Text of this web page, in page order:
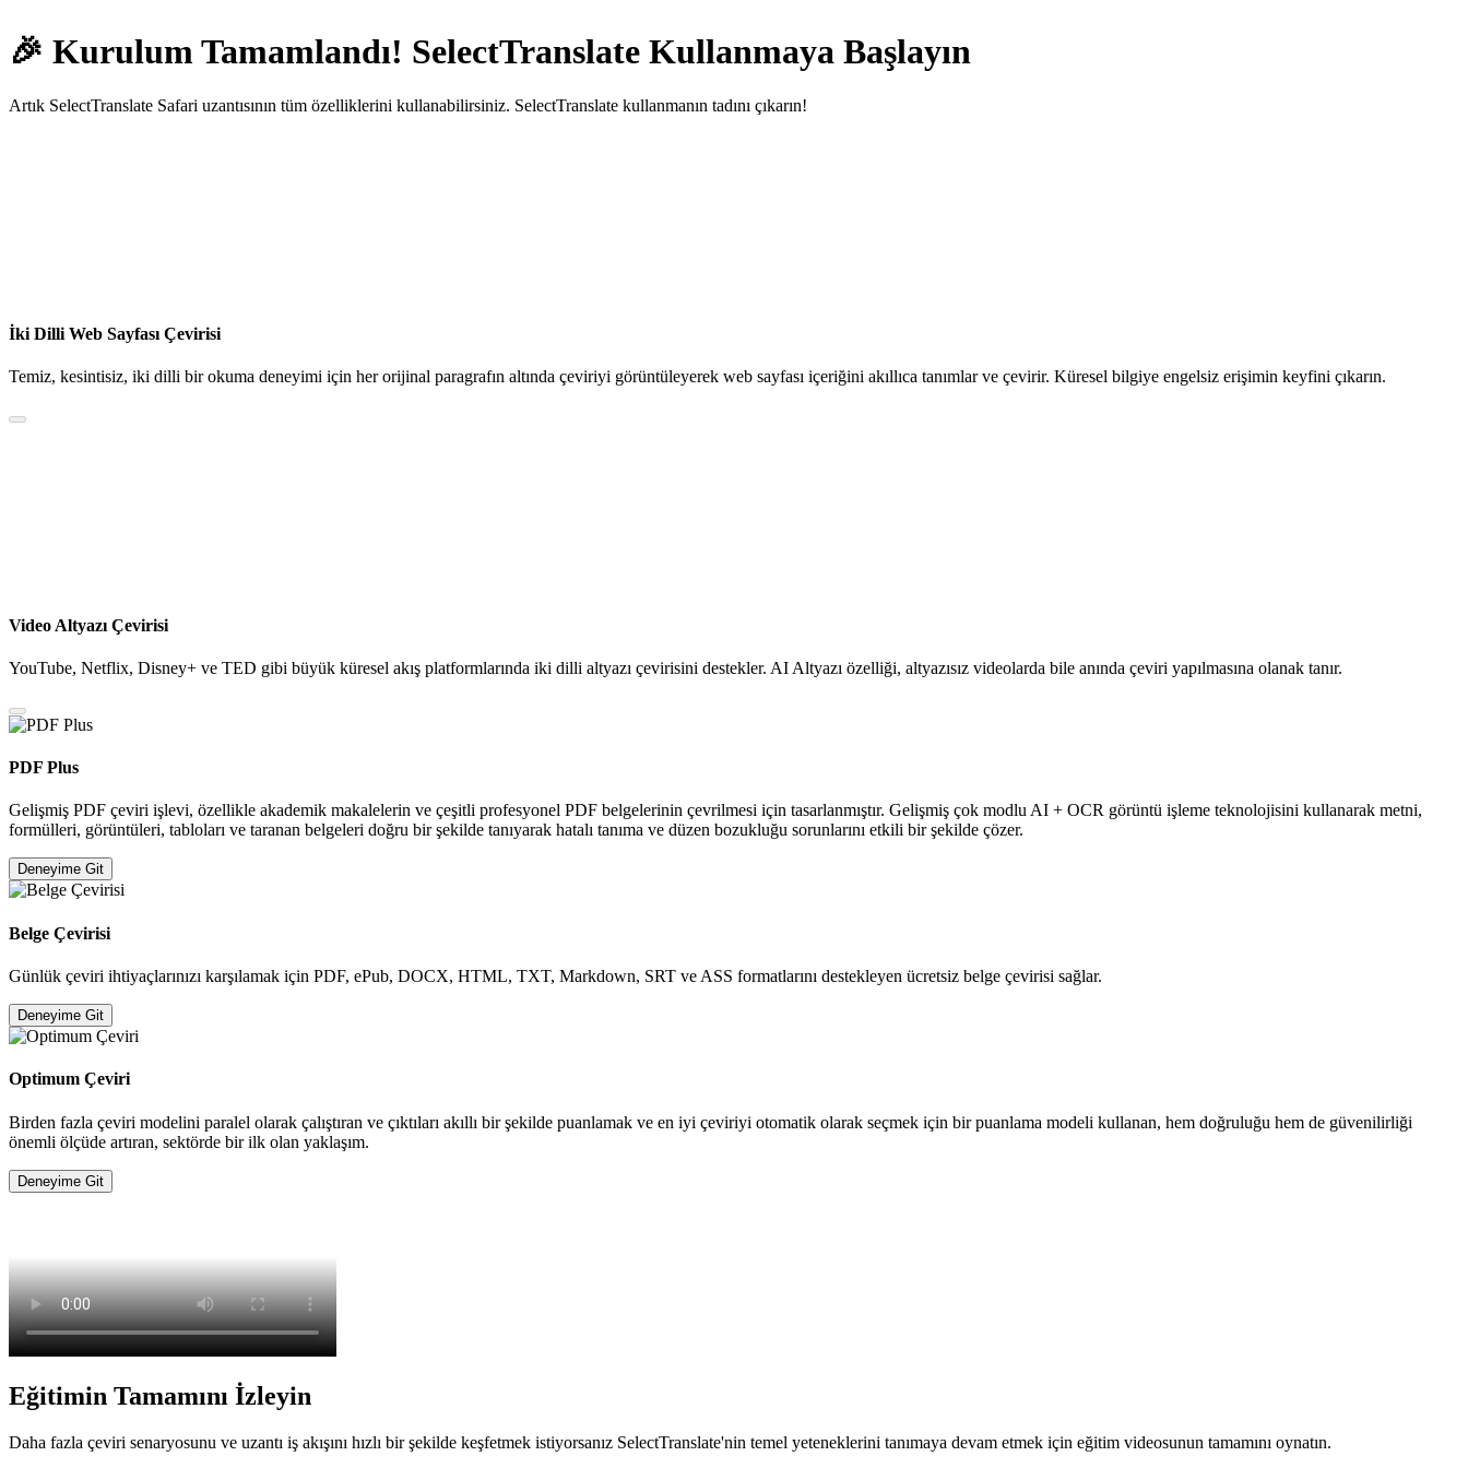
🎉 Kurulum Tamamlandı! SelectTranslate Kullanmaya Başlayın
Artık SelectTranslate Safari uzantısının tüm özelliklerini kullanabilirsiniz. SelectTranslate kullanmanın tadını çıkarın!
İki Dilli Web Sayfası Çevirisi
Temiz, kesintisiz, iki dilli bir okuma deneyimi için her orijinal paragrafın altında çeviriyi görüntüleyerek web sayfası içeriğini akıllıca tanımlar ve çevirir. Küresel bilgiye engelsiz erişimin keyfini çıkarın.
Video Altyazı Çevirisi
YouTube, Netflix, Disney+ ve TED gibi büyük küresel akış platformlarında iki dilli altyazı çevirisini destekler. AI Altyazı özelliği, altyazısız videolarda bile anında çeviri yapılmasına olanak tanır.
PDF Plus
Gelişmiş PDF çeviri işlevi, özellikle akademik makalelerin ve çeşitli profesyonel PDF belgelerinin çevrilmesi için tasarlanmıştır. Gelişmiş çok modlu AI + OCR görüntü işleme teknolojisini kullanarak metni,
formülleri, görüntüleri, tabloları ve taranan belgeleri doğru bir şekilde tanıyarak hatalı tanıma ve düzen bozukluğu sorunlarını etkili bir şekilde çözer.
Deneyime Git
Belge Çevirisi
Günlük çeviri ihtiyaçlarınızı karşılamak için PDF, ePub, DOCX, HTML, TXT, Markdown, SRT ve ASS formatlarını destekleyen ücretsiz belge çevirisi sağlar.
Deneyime Git
Optimum Çeviri
Birden fazla çeviri modelini paralel olarak çalıştıran ve çıktıları akıllı bir şekilde puanlamak ve en iyi çeviriyi otomatik olarak seçmek için bir puanlama modeli kullanan, hem doğruluğu hem de güvenilirliği
önemli ölçüde artıran, sektörde bir ilk olan yaklaşım.
Deneyime Git
Eğitimin Tamamını İzleyin
Daha fazla çeviri senaryosunu ve uzantı iş akışını hızlı bir şekilde keşfetmek istiyorsanız SelectTranslate'nin temel yeteneklerini tanımaya devam etmek için eğitim videosunun tamamını oynatın.